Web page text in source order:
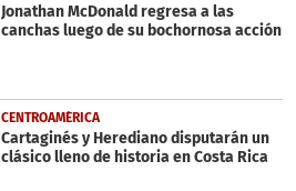
Jonathan McDonald regresa a las
canchas luego de su bochornosa acción
CENTROAMÉRICA
Cartaginés y Herediano disputarán un
clásico lleno de historia en Costa Rica